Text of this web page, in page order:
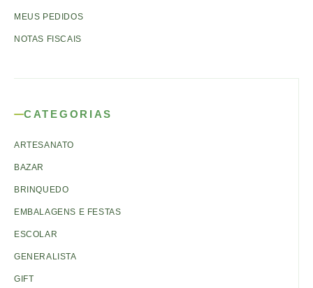
MEUS PEDIDOS
NOTAS FISCAIS
CATEGORIAS
ARTESANATO
BAZAR
BRINQUEDO
EMBALAGENS E FESTAS
ESCOLAR
GENERALISTA
GIFT